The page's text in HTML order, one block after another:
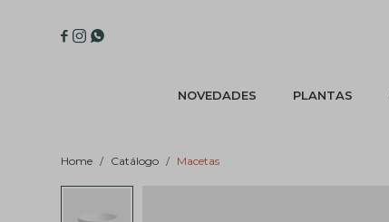
NOVEDADES PLANTAS
  
Home Catálogo Macetas